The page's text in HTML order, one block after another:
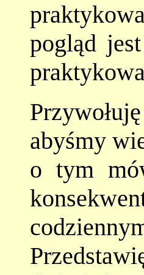
pogląd
abyśmy
o tym